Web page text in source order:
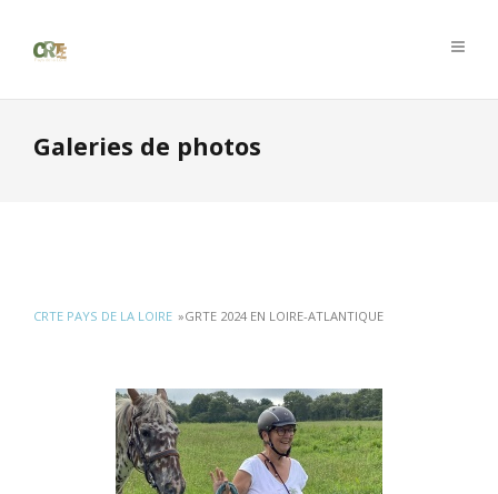
Galeries de photos
CRTE PAYS DE LA LOIRE »GRTE 2024 EN LOIRE-ATLANTIQUE